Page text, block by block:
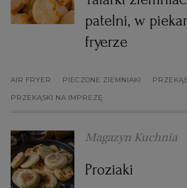
patelni, w
fryerze
AIR FRYER PIECZONE ZIEMNIAKI
PRZEKĄSKI NA IMPREZĘ
Magazyn Kuchnia
Proziaki